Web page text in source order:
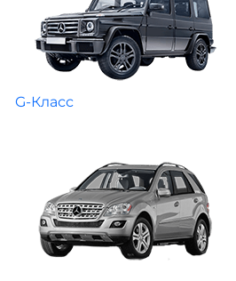
G-Класс